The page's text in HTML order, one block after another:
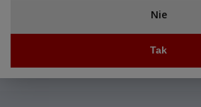
Nie
Tak
smakami win z krainy kangurów i